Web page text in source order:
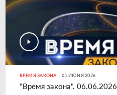
ВРЕМЯ ЗАКОНА 05 ИЮНЯ 2026
"Время закона". 06.06.2026